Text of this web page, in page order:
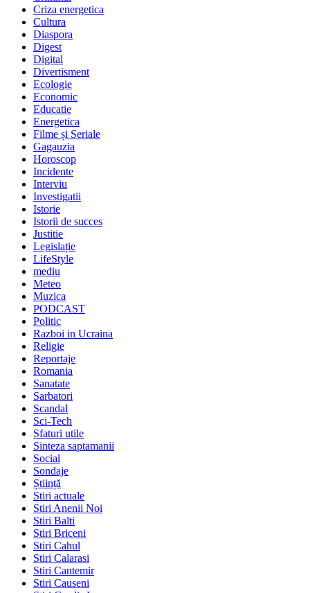
Criza energetica
Cultura
Diaspora
Digest
Digital
Divertisment
Ecologie
Economic
Educatie
Energetica
Filme și Seriale
Gagauzia
Horoscop
Incidente
Interviu
Investigatii
Istorie
Istorii de succes
Justitie
Legislație
LifeStyle
mediu
Meteo
Muzica
PODCAST
Politic
Razboi in Ucraina
Religie
Reportaje
Romania
Sanatate
Sarbatori
Scandal
Sci-Tech
Sfaturi utile
Sinteza saptamanii
Social
Sondaje
Știință
Stiri actuale
Stiri Anenii Noi
Stiri Balti
Stiri Briceni
Stiri Cahul
Stiri Calarasi
Stiri Cantemir
Stiri Causeni